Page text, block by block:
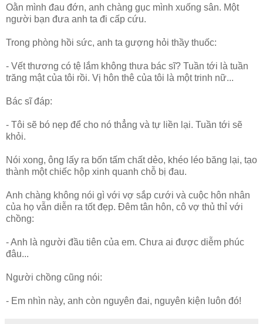
Oằn mình đau đớn, anh chàng gục mình xuống sân. Một
người bạn đưa anh ta đi cấp cứu.
Trong phòng hồi sức, anh ta gượng hỏi thầy thuốc:
- Vết thương có tệ lắm không thưa bác sĩ? Tuần tới là tuần
trăng mật của tôi rồi. Vị hôn thê của tôi là một trinh nữ...
Bác sĩ đáp:
- Tôi sẽ bó nẹp để cho nó thẳng và tự liền lại. Tuần tới sẽ
khỏi.
Nói xong, ông lấy ra bốn tấm chất dẻo, khéo léo băng lại, tạo
thành một chiếc hộp xinh quanh chỗ bị đau.
Anh chàng không nói gì với vợ sắp cưới và cuộc hôn nhân
của họ vẫn diễn ra tốt đẹp. Đêm tân hôn, cô vợ thủ thỉ với
chồng:
- Anh là người đầu tiên của em. Chưa ai được diễm phúc
đâu...
Người chồng cũng nói:
- Em nhìn này, anh còn nguyên đai, nguyên kiện luôn đó!